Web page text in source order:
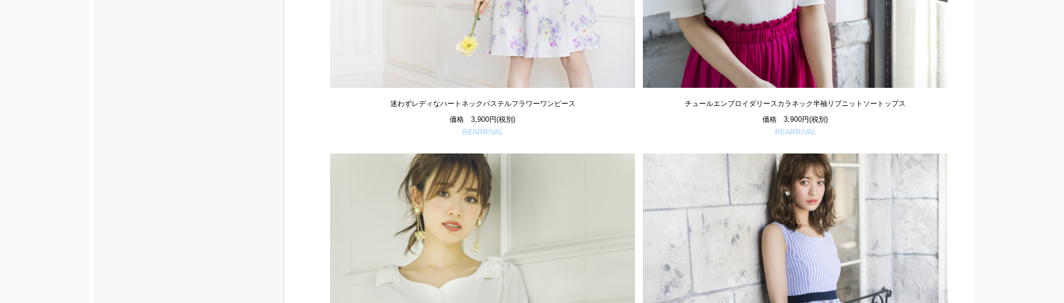
迷わずレディなハートネックパステルフラワーワンピース
価格 3,900円(税別)
REARRIVAL
チュールエンブロイダリースカラネック半袖リブニットソートップス
価格 3,900円(税別)
REARRIVAL